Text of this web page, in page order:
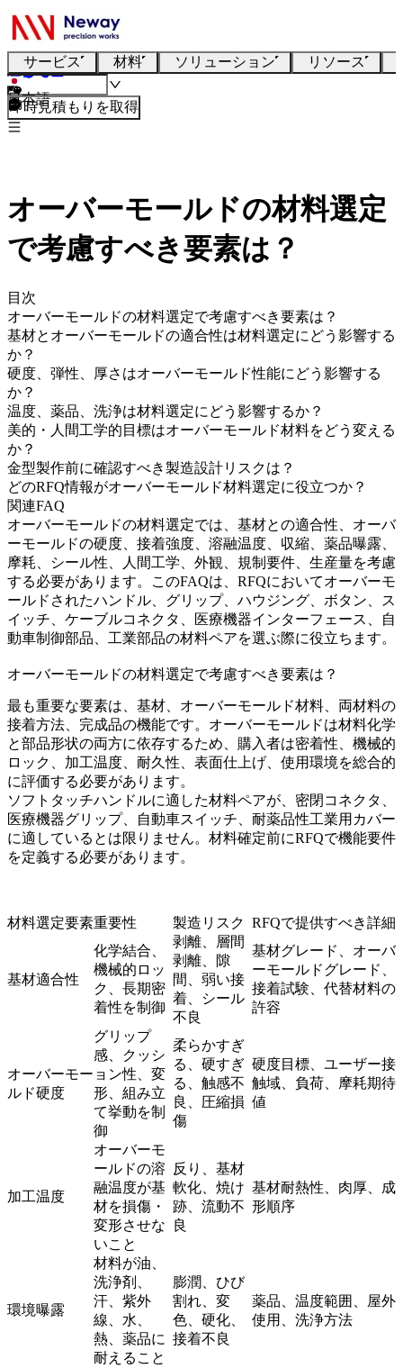
サービス 材料 ソリューション リソース
日本語
即時見積もりを取得
オーバーモールドの材料選定
で考慮すべき要素は？
目次
オーバーモールドの材料選定で考慮すべき要素は？
基材とオーバーモールドの適合性は材料選定にどう影響する
か？
硬度、弾性、厚さはオーバーモールド性能にどう影響する
か？
温度、薬品、洗浄は材料選定にどう影響するか？
美的・人間工学的目標はオーバーモールド材料をどう変える
か？
金型製作前に確認すべき製造設計リスクは？
どのRFQ情報がオーバーモールド材料選定に役立つか？
関連FAQ
オーバーモールドの材料選定では、基材との適合性、オーバ
ーモールドの硬度、接着強度、溶融温度、収縮、薬品曝露、
摩耗、シール性、人間工学、外観、規制要件、生産量を考慮
する必要があります。このFAQは、RFQにおいてオーバーモ
ールドされたハンドル、グリップ、ハウジング、ボタン、ス
イッチ、ケーブルコネクタ、医療機器インターフェース、自
動車制御部品、工業部品の材料ペアを選ぶ際に役立ちます。
オーバーモールドの材料選定で考慮すべき要素は？
最も重要な要素は、基材、オーバーモールド材料、両材料の
接着方法、完成品の機能です。 オーバーモールドは材料化学
と部品形状の両方に依存するため、購入者は密着性、機械的
ロック、加工温度、耐久性、表面仕上げ、使用環境を総合的
に評価する必要があります。
ソフトタッチハンドルに適した材料ペアが、密閉コネクタ、
医療機器グリップ、自動車スイッチ、耐薬品性工業用カバー
に適しているとは限りません。材料確定前にRFQで機能要件
を定義する必要があります。
材料選定要素重要性 製造リスク RFQで提供すべき詳細
基材適合性
化学結合、
機械的ロッ
ク、長期密
着性を制御
剥離、層間
剥離、隙
間、弱い接
着、シール
不良
基材グレード、オーバ
ーモールドグレード、
接着試験、代替材料の
許容
オーバーモー
ルド硬度
グリップ
感、クッシ
ョン性、変
形、組み立
て挙動を制
御
柔らかすぎ
る、硬すぎ
る、触感不
良、圧縮損
傷
硬度目標、ユーザー接
触域、負荷、摩耗期待
値
加工温度
オーバーモ
ールドの溶
融温度が基
材を損傷・
変形させな
いこと
反り、基材
軟化、焼け
跡、流動不
良
基材耐熱性、肉厚、成
形順序
環境曝露
材料が油、
洗浄剤、
汗、紫外
線、水、
熱、薬品に
耐えること
膨潤、ひび
割れ、変
色、硬化、
接着不良
薬品、温度範囲、屋外
使用、洗浄方法